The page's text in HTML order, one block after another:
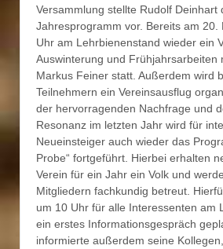
Versammlung stellte Rudolf Deinhart
Jahresprogramm vor. Bereits am 20.
Uhr am Lehrbienenstand wieder ein
Auswinterung und Frühjahrsarbeiten
Markus Feiner statt. Außerdem wird
Teilnehmern ein Vereinsausflug
der hervorragenden Nachfrage und
Resonanz im letzten Jahr wird für
Neueinsteiger auch wieder das
Probe“ fortgeführt. Hierbei erhalten
Verein für ein Jahr ein Volk und
Mitgliedern fachkundig betreut.
um 10 Uhr für alle Interessenten am
ein erstes Informationsgespräch
informierte außerdem seine